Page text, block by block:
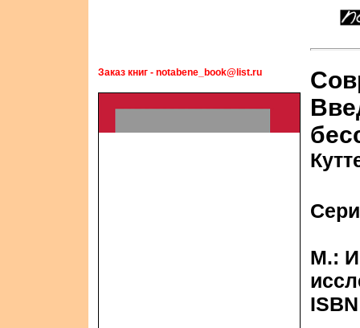
Заказ книг - notabene_book@list.ru
М.: